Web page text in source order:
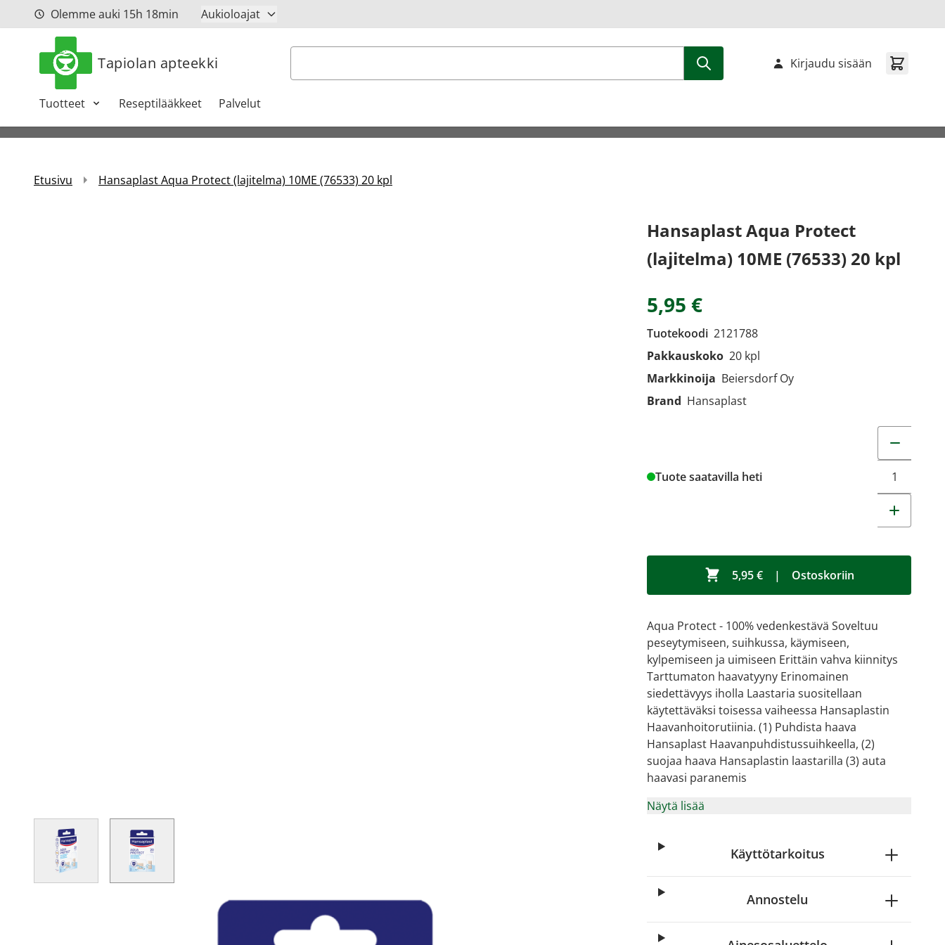
Siirry sisältöönOlemme auki 15h 18min Aukioloajat
Tapiolan apteekki Haku
Tuotteet Reseptilääkkeet Palvelut
Kirjaudu sisään
Etusivu Hansaplast Aqua Protect (lajitelma) 10ME (76533) 20 kpl
View larger imageView larger image
Hansaplast Aqua Protect
(lajitelma) 10ME (76533) 20 kpl
5,95 €
Tuotekoodi 2121788
Pakkauskoko 20 kpl
Markkinoija Beiersdorf Oy
Brand Hansaplast
Tuote saatavilla heti
5,95 € | Ostoskoriin
Aqua Protect - 100% vedenkestävä Soveltuu
peseytymiseen, suihkussa, käymiseen,
kylpemiseen ja uimiseen Erittäin vahva kiinnitys
Tarttumaton haavatyyny Erinomainen
siedettävyys iholla Laastaria suositellaan
käytettäväksi toisessa vaiheessa Hansaplastin
Haavanhoitorutiinia. (1) Puhdista haava
Hansaplast Haavanpuhdistussuihkeella, (2)
suojaa haava Hansaplastin laastarilla (3) auta
haavasi paranemis
Näytä lisää
Käyttötarkoitus
Annostelu